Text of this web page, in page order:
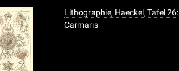
Lithographie, Haeckel, Tafel 26:
Carmaris